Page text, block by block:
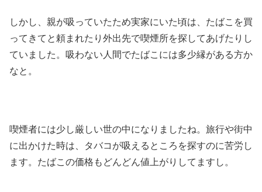
しかし、親が吸っていたため実家にいた頃は、たばこを買
ってきてと頼まれたり外出先で喫煙所を探してあげたりし
ていました。吸わない人間でたばこには多少縁がある方か
なと。
喫煙者には少し厳しい世の中になりましたね。旅行や街中
に出かけた時は、タバコが吸えるところを探すのに苦労し
ます。たばこの価格もどんどん値上がりしてますし。